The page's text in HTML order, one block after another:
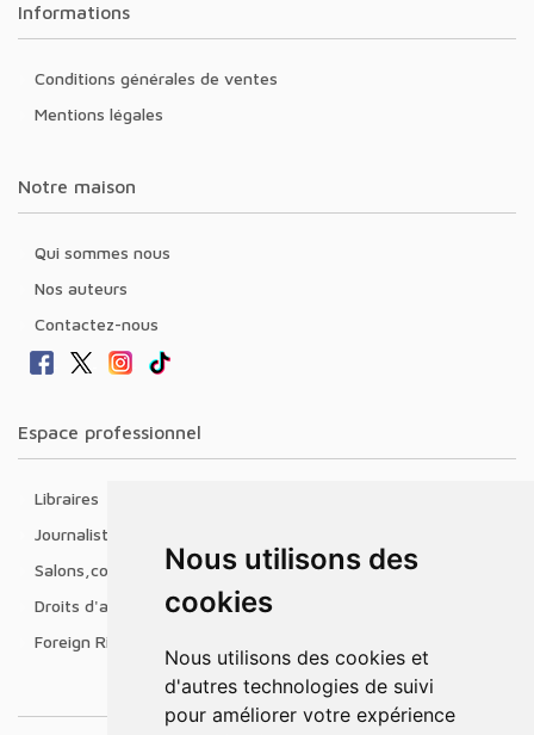
Nous utilisons des
cookies
Nous utilisons des cookies et
d'autres technologies de suivi
pour améliorer votre expérience
Informations
Conditions générales de ventes
Mentions légales
Notre maison
Qui sommes nous
Nos auteurs
Contactez-nous
Espace professionnel
Libraires
Journalistes
Salons,conférences & prix littéraires
Droits d'auteur
Foreign Rights